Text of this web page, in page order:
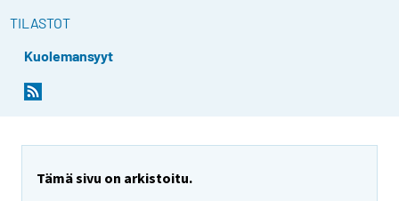
TILASTOT
Kuolemansyyt
Tämä sivu on arkistoitu.